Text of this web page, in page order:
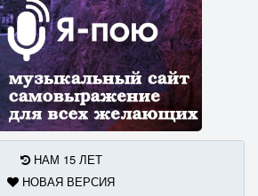
НАМ 15 ЛЕТ
НОВАЯ ВЕРСИЯ